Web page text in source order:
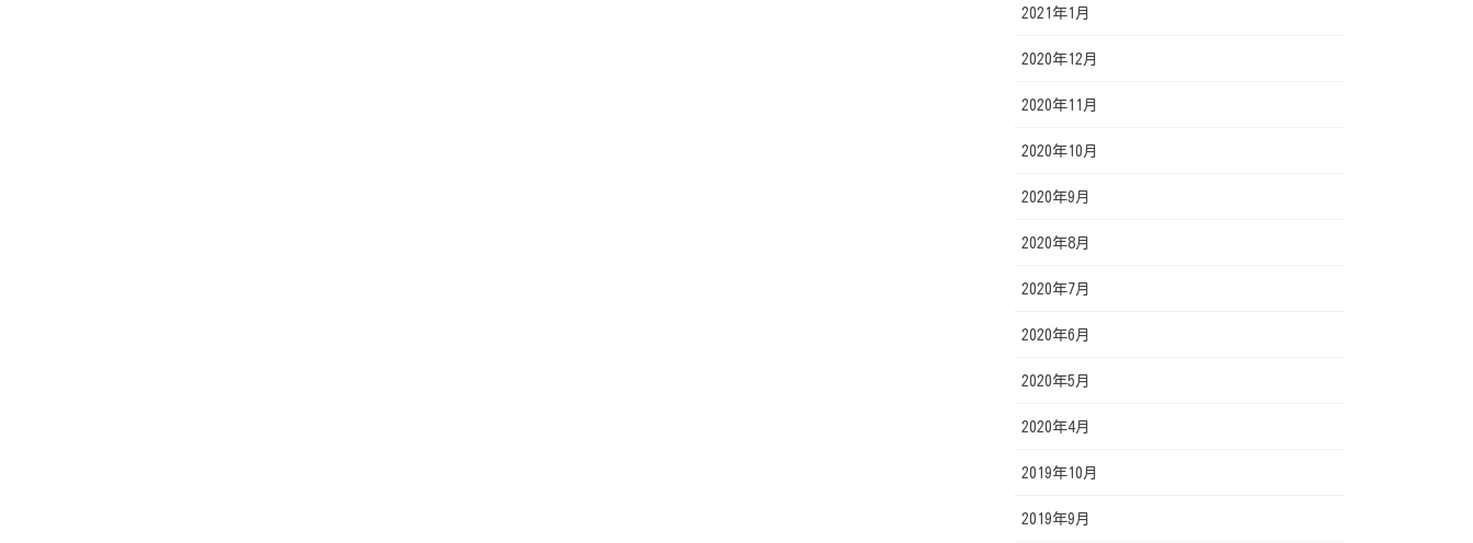
2021年1月
2020年12月
2020年11月
2020年10月
2020年9月
2020年8月
2020年7月
2020年6月
2020年5月
2020年4月
2019年10月
2019年9月